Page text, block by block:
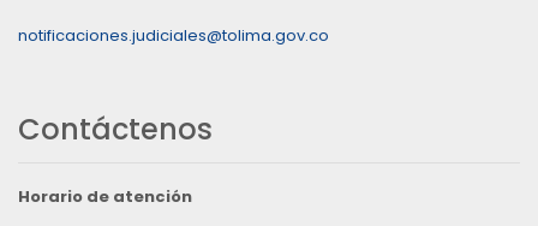
notificaciones.judiciales@tolima.gov.co
Contáctenos
Horario de atención